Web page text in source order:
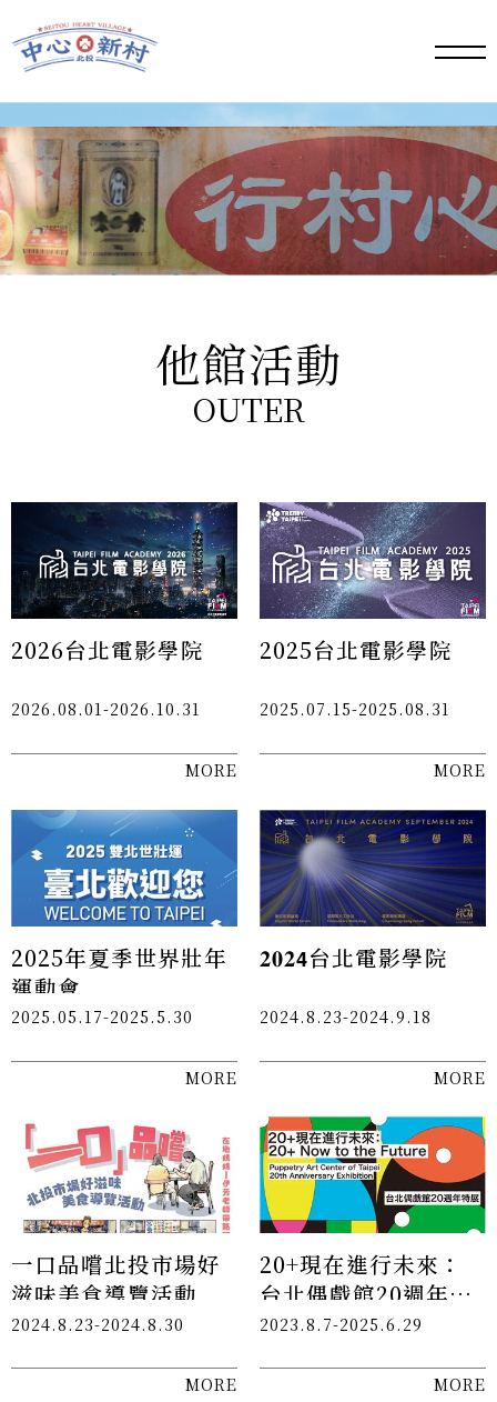
手機
單按
他館活動
OUTER
2026台北電影學院
2026.08.01-2026.10.31
MORE
2025台北電影學院
2025.07.15-2025.08.31
MORE
2025年夏季世界壯年
運動會
2025.05.17-2025.5.30
MORE
𝟐𝟎𝟐𝟰台北電影學院
2024.8.23-2024.9.18
MORE
一口品嚐北投市場好
滋味美食導覽活動
2024.8.23-2024.8.30
MORE
20+現在進行未來：
台北偶戲館20週年特
展 𝟎𝟖 . 𝟎𝟕 開幕派對
20+Now to the Future:
Taipei 𝐎𝐩𝐞𝐧𝐢𝐧𝐠 𝐏𝐚𝐫𝐭𝐲
2023.8.7-2025.6.29
MORE